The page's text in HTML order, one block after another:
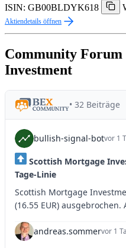
ISIN: GB00BLDYK618
Aktiendetails öffnen
Community Forum
Investment